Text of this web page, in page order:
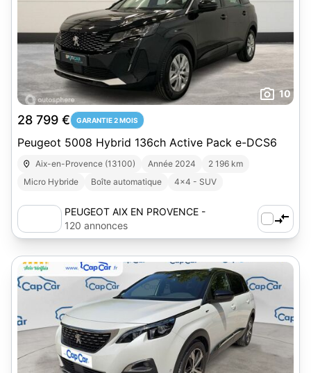
10
28 799 € GARANTIE 2 MOIS
Peugeot 5008 Hybrid 136ch Active Pack e-DCS6
Aix-en-Provence (13100) Année 2024
2 196 km
Micro Hybride
Boîte automatique 4x4 - SUV
PEUGEOT AIX EN PROVENCE -
AUTOSPHERE
120 annonces